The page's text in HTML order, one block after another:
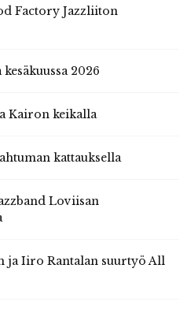
Factory Jazzliiton
2026
Kairon keikalla
kattauksella
Loviisan
ja Iiro Rantalan suurtyö All